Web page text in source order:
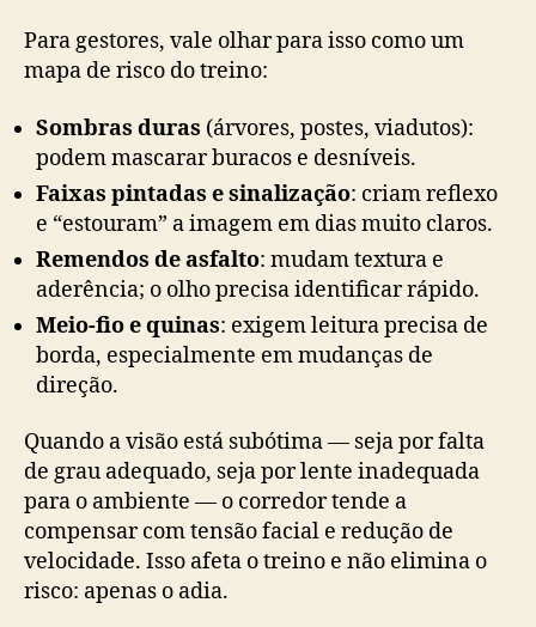
Para gestores, vale olhar para isso como um
mapa de risco do treino:
Sombras duras (árvores, postes, viadutos):
podem mascarar buracos e desníveis.
Faixas pintadas e sinalização: criam reflexo
e “estouram” a imagem em dias muito claros.
Remendos de asfalto: mudam textura e
aderência; o olho precisa identificar rápido.
Meio-fio e quinas: exigem leitura precisa de
borda, especialmente em mudanças de
direção.
Quando a visão está subótima — seja por falta
de grau adequado, seja por lente inadequada
para o ambiente — o corredor tende a
compensar com tensão facial e redução de
velocidade. Isso afeta o treino e não elimina o
risco: apenas o adia.